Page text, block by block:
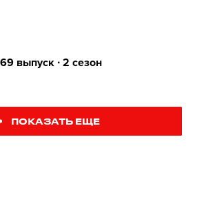
69 выпуск ∙ 2 сезон
ПОКАЗАТЬ ЕЩЕ